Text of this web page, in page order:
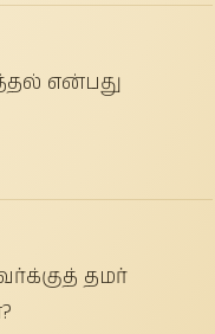
என்பது
தமர்